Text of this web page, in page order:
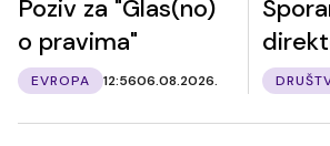
Poziv za "Glas(no)
o pravima"
EVROPA 12:5606.08.2026.